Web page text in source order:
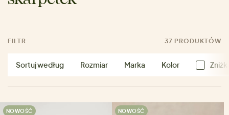
FILTR 37 PRODUKTÓW
Sortuj według Rozmiar Marka Kolor
NOWOŚĆ NOWOŚĆ